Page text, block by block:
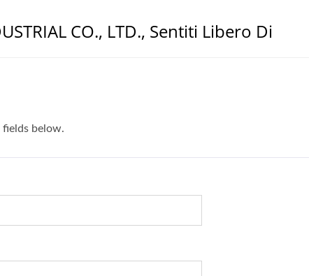
CO., LTD., Sentiti Libero Di